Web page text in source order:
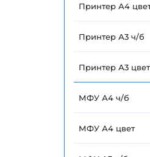
Принтер А4
Принтер А3 ч/б
Принтер А3 цвет
МФУ А4 ч/б
МФУ А4 цвет